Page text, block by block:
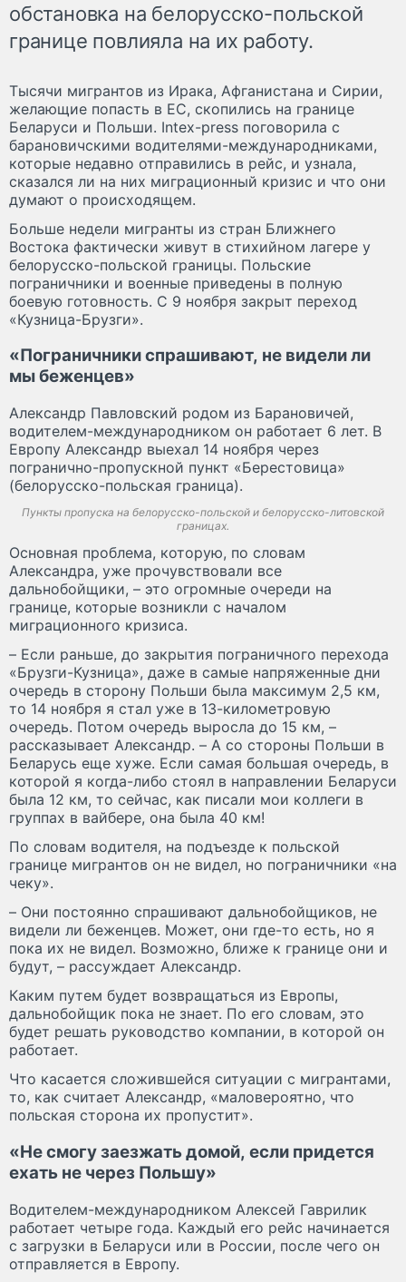
обстановка на белорусско-польской
границе повлияла на их работу.
Тысячи мигрантов из Ирака, Афганистана и Сирии,
желающие попасть в ЕС, скопились на границе
Беларуси и Польши. Intex-press поговорила с
барановичскими водителями-международниками,
которые недавно отправились в рейс, и узнала,
сказался ли на них миграционный кризис и что они
думают о происходящем.
Больше недели мигранты из стран Ближнего
Востока фактически живут в стихийном лагере у
белорусско-польской границы. Польские
пограничники и военные приведены в полную
боевую готовность. С 9 ноября закрыт переход
«Кузница-Брузги».
«Пограничники спрашивают, не видели ли
мы беженцев»
Александр Павловский родом из Барановичей,
водителем-международником он работает 6 лет. В
Европу Александр выехал 14 ноября через
погранично-пропускной пункт «Берестовица»
(белорусско-польская граница).
Пункты пропуска на белорусско-польской и белорусско-литовской
границах.
Основная проблема, которую, по словам
Александра, уже прочувствовали все
дальнобойщики, – это огромные очереди на
границе, которые возникли с началом
миграционного кризиса.
– Если раньше, до закрытия пограничного перехода
«Брузги-Кузница», даже в самые напряженные дни
очередь в сторону Польши была максимум 2,5 км,
то 14 ноября я стал уже в 13-километровую
очередь. Потом очередь выросла до 15 км, –
рассказывает Александр. – А со стороны Польши в
Беларусь еще хуже. Если самая большая очередь, в
которой я когда-либо стоял в направлении Беларуси
была 12 км, то сейчас, как писали мои коллеги в
группах в вайбере, она была 40 км!
По словам водителя, на подъезде к польской
границе мигрантов он не видел, но пограничники «на
чеку».
– Они постоянно спрашивают дальнобойщиков, не
видели ли беженцев. Может, они где-то есть, но я
пока их не видел. Возможно, ближе к границе они и
будут, – рассуждает Александр.
Каким путем будет возвращаться из Европы,
дальнобойщик пока не знает. По его словам, это
будет решать руководство компании, в которой он
работает.
Что касается сложившейся ситуации с мигрантами,
то, как считает Александр, «маловероятно, что
польская сторона их пропустит».
«Не смогу заезжать домой, если придется
ехать не через Польшу»
Водителем-международником Алексей Гаврилик
работает четыре года. Каждый его рейс начинается
с загрузки в Беларуси или в России, после чего он
отправляется в Европу.